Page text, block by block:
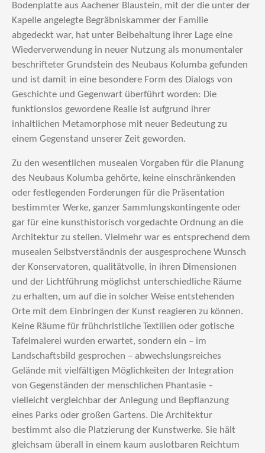
Bodenplatte aus Aachener Blaustein, mit der die unter der
Kapelle angelegte Begräbniskammer der Familie
abgedeckt war, hat unter Beibehaltung ihrer Lage eine
Wiederverwendung in neuer Nutzung als monumentaler
beschrifteter Grundstein des Neubaus Kolumba gefunden
und ist damit in eine besondere Form des Dialogs von
Geschichte und Gegenwart überführt worden: Die
funktionslos gewordene Realie ist aufgrund ihrer
inhaltlichen Metamorphose mit neuer Bedeutung zu
einem Gegenstand unserer Zeit geworden.
Zu den wesentlichen musealen Vorgaben für die Planung
des Neubaus Kolumba gehörte, keine einschränkenden
oder festlegenden Forderungen für die Präsentation
bestimmter Werke, ganzer Sammlungskontingente oder
gar für eine kunsthistorisch vorgedachte Ordnung an die
Architektur zu stellen. Vielmehr war es entsprechend dem
musealen Selbstverständnis der ausgesprochene Wunsch
der Konservatoren, qualitätvolle, in ihren Dimensionen
und der Lichtführung möglichst unterschiedliche Räume
zu erhalten, um auf die in solcher Weise entstehenden
Orte mit dem Einbringen der Kunst reagieren zu können.
Keine Räume für frühchristliche Textilien oder gotische
Tafelmalerei wurden erwartet, sondern ein – im
Landschaftsbild gesprochen – abwechslungsreiches
Gelände mit vielfältigen Möglichkeiten der Integration
von Gegenständen der menschlichen Phantasie –
vielleicht vergleichbar der Anlegung und Bepflanzung
eines Parks oder großen Gartens. Die Architektur
bestimmt also die Platzierung der Kunstwerke. Sie hält
gleichsam überall in einem kaum auslotbaren Reichtum